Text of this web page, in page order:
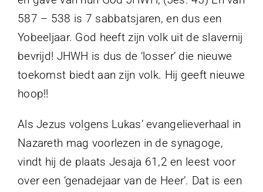
587 – 538 is 7 sabbatsjaren, en dus een
Yobeeljaar. God heeft zijn volk uit de slavernij
bevrijd! JHWH is dus de ‘losser’ die nieuwe
toekomst biedt aan zijn volk. Hij geeft nieuwe
hoop!!
Als Jezus volgens Lukas’ evangelieverhaal in
Nazareth mag voorlezen in de synagoge,
vindt hij de plaats Jesaja 61,2 en leest voor
over een ‘genadejaar van de Heer’. Dat is een